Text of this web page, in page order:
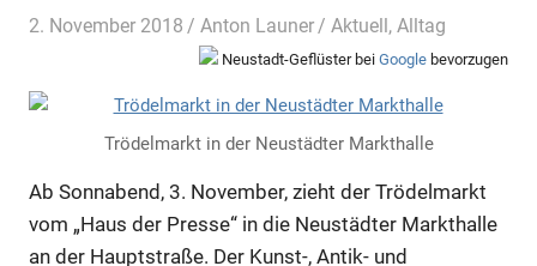
2. November 2018 Anton Launer Aktuell,Alltag
Neustadt-Geflüster bei Google bevorzugen
Trödelmarkt in der Neustädter Markthalle
Ab Sonnabend, 3. November, zieht der Trödelmarkt
vom „Haus der Presse“ in die Neustädter Markthalle
an der Hauptstraße. Der Kunst-, Antik- und